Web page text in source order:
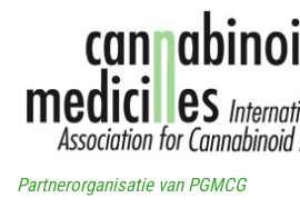
Partnerorganisatie van PGMCG